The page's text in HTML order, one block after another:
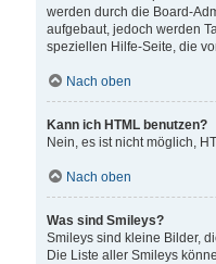
werden durch die Board-
aufgebaut, jedoch werden
speziellen Hilfe-Seite, die
Nach oben
Kann ich HTML benutzen?
Nein, es ist nicht möglich,
Nach oben
Was sind Smileys?
Smileys sind kleine Bilder,
Die Liste aller Smileys